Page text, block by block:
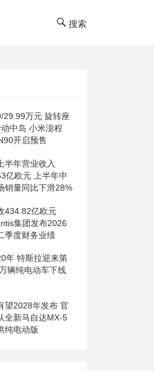
搜索
29.99万元 旋转座
中岛 小米澎程
开启预售
半年营业收入
亿欧元 上半年中
销量同比下滑28%
434.82亿欧元
集团发布2026
季度财务业绩
年 特斯拉迎来第
辆纯电动车下线
望2028年发布 官
全新马自达MX-5
纯电动版